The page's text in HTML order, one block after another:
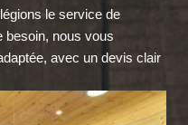
le service de
besoin, nous vous
avec un devis clair